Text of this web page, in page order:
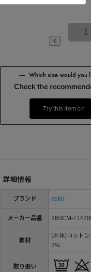
1
Check the
Try this item on
詳細情報
ブランド kolor
メーカー品番 26SCM-
素材
(本体)コット
3％
取り扱い